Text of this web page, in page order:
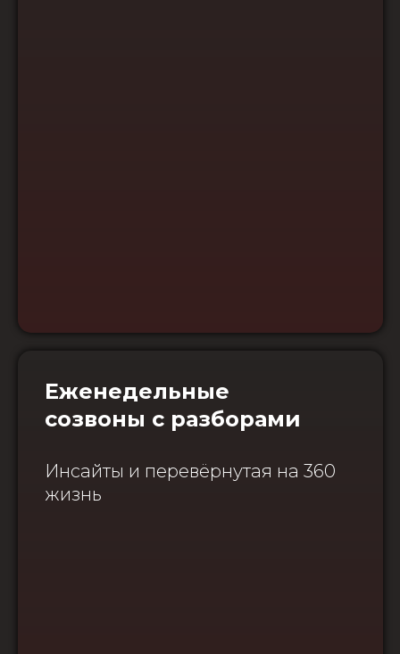
Еженедельные
созвоны с разборами
Инсайты и перевёрнутая на 360
жизнь